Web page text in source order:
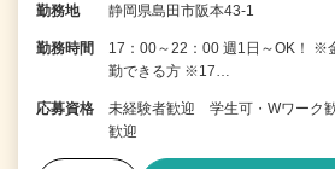
勤務地 静岡県島田市阪本43-1
勤務時間
17：00～22：00 週1日～OK！ ※
勤できる方 ※17…
応募資格
未経験者歓迎 学生可・Wワーク
歓迎